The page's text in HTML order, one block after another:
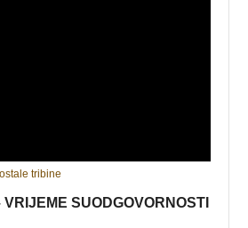
tribine
VRIJEME SUODGOVORNOSTI